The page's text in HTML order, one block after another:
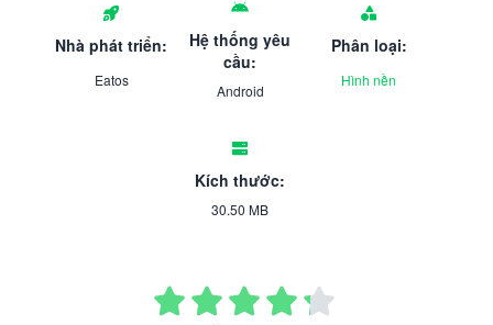
Nhà phát triển:
Eatos
Hệ thống yêu
cầu:
Android
Phân loại:
Hình nền
Kích thước:
30.50 MB